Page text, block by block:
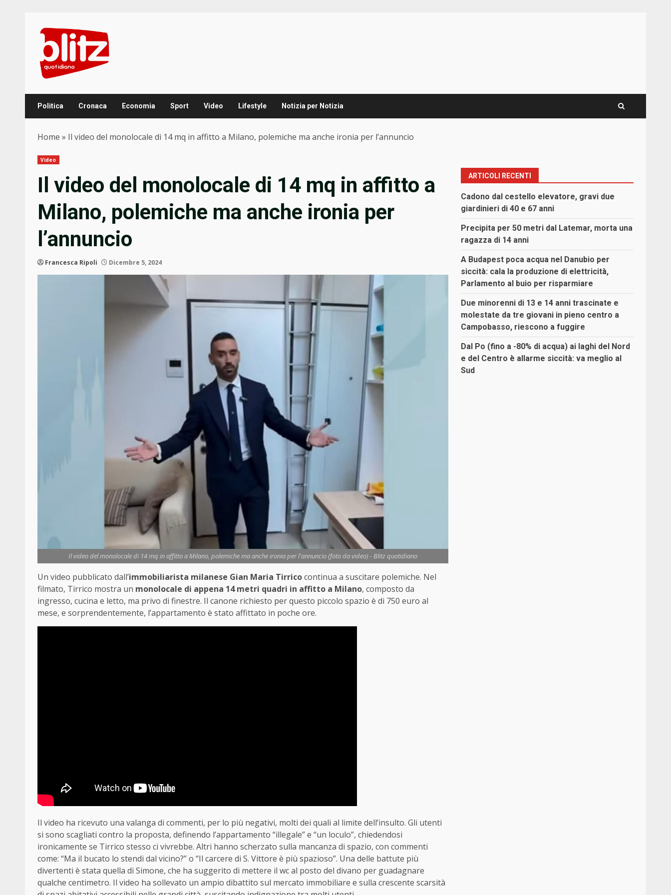
content
Politica Cronaca Economia Sport Video Lifestyle Notizia per Notizia
Home » Il video del monolocale di 14 mq in affitto a Milano, polemiche ma anche ironia per l’annuncio
Video
Il video del monolocale di 14 mq in affitto a
Milano, polemiche ma anche ironia per
l’annuncio
Francesca Ripoli Dicembre 5, 2024
Il video del monolocale di 14 mq in affitto a Milano, polemiche ma anche ironia per l'annuncio (foto da video) - Blitz quotidiano
Un video pubblicato dall’immobiliarista milanese Gian Maria Tirricocontinua a suscitare polemiche. Nel
filmato, Tirrico mostra un monolocale di appena 14 metri quadri in affitto a Milano, composto da
ingresso, cucina e letto, ma privo di finestre. Il canone richiesto per questo piccolo spazio è di 750 euro al
mese, e sorprendentemente, l’appartamento è stato affittato in poche ore.
Il video ha ricevuto una valanga di commenti, per lo più negativi, molti dei quali al limite dell’insulto. Gli utenti
si sono scagliati contro la proposta, definendo l’appartamento “illegale” e “un loculo”, chiedendosi
ironicamente se Tirrico stesso ci vivrebbe. Altri hanno scherzato sulla mancanza di spazio, con commenti
come: “Ma il bucato lo stendi dal vicino?” o “Il carcere di S. Vittore è più spazioso”. Una delle battute più
divertenti è stata quella di Simone, che ha suggerito di mettere il wc al posto del divano per guadagnare
qualche centimetro. Il video ha sollevato un ampio dibattito sul mercato immobiliare e sulla crescente scarsità
ARTICOLI RECENTI
Cadono dal cestello elevatore, gravi due
giardinieri di 40 e 67 anni
Precipita per 50 metri dal Latemar, morta una
ragazza di 14 anni
A Budapest poca acqua nel Danubio per
siccità: cala la produzione di elettricità,
Parlamento al buio per risparmiare
Due minorenni di 13 e 14 anni trascinate e
molestate da tre giovani in pieno centro a
Campobasso, riescono a fuggire
Dal Po (fino a -80% di acqua) ai laghi del Nord
e del Centro è allarme siccità: va meglio al
Sud